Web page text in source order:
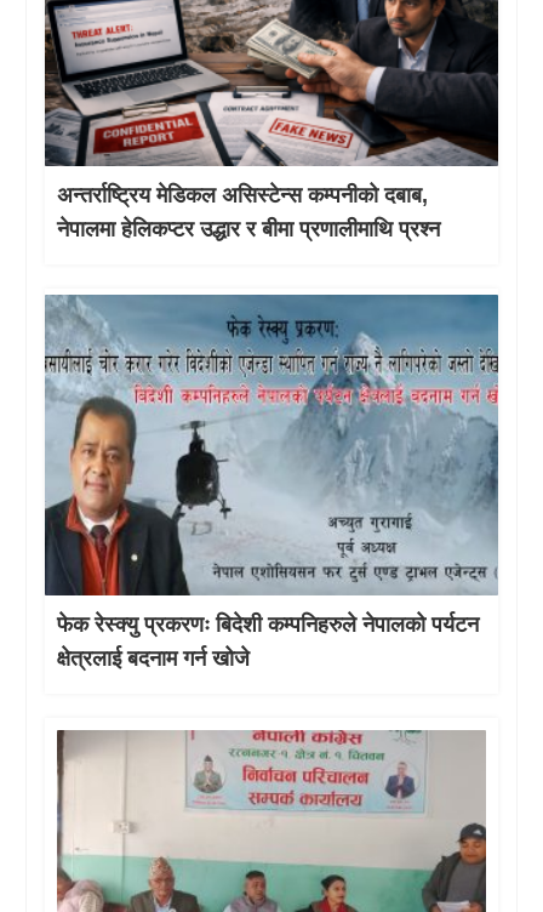
अन्तर्राष्ट्रिय मेडिकल असिस्टेन्स कम्पनीको दबाब,
नेपालमा हेलिकप्टर उद्धार र बीमा प्रणालीमाथि प्रश्न
फेक रेस्क्यु प्रकरणः बिदेशी कम्पनिहरुले नेपालको पर्यटन
क्षेत्रलाई बदनाम गर्न खोजे